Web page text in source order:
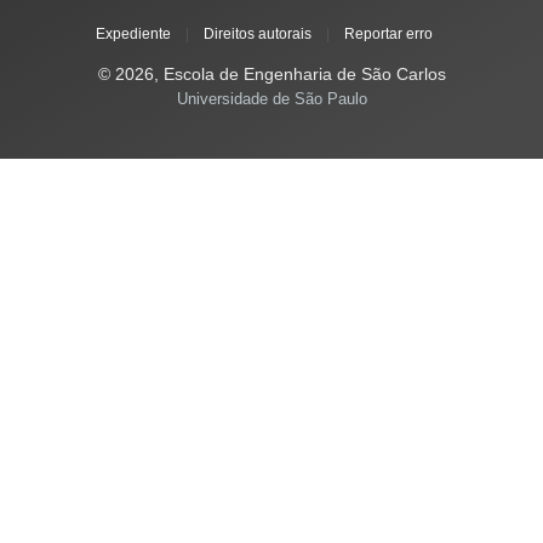
Expediente Direitos autorais Reportar erro
© 2026, Escola de Engenharia de São Carlos
Universidade de São Paulo